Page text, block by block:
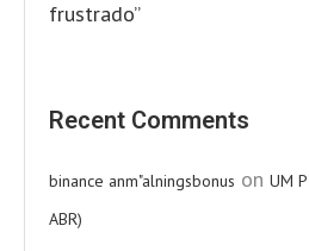
frustrado”
Recent Comments
binance anm"alningsbonus on UM
ABR)